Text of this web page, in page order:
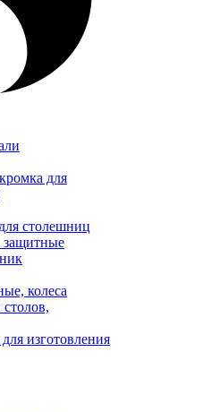
для
столешниц
защитные
колеса
изготовления